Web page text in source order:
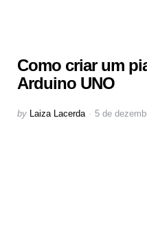
Como criar um
Arduino UNO
Posted
by Laiza Lacerda 5 de